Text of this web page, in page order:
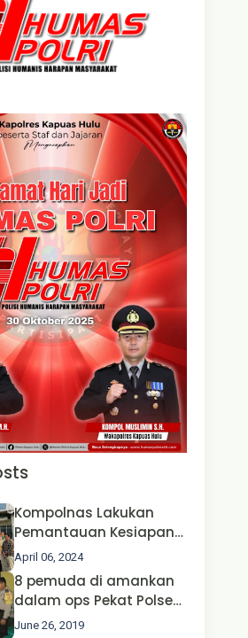
Kompolnas Lakukan
Pemantauan Kesiapan
Operasi Ketupat 2024 di
Polda Jatim Bersama
Kapolri dan Menteri
Perhubungan
April 06, 2024
8 pemuda di amankan
dalam ops Pekat Polsek
Jongkong
June 26, 2019